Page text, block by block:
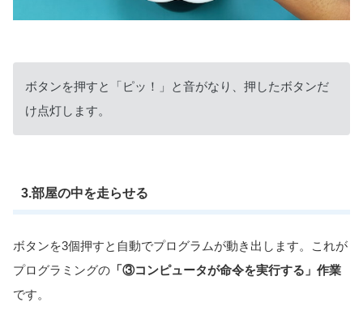
ボタンを押すと「ピッ！」と音がなり、押したボタンだ
け点灯します。
3.部屋の中を走らせる
ボタンを3個押すと自動でプログラムが動き出します。これが
プログラミングの 「③コンピュータが命令を実行する」作業
です。